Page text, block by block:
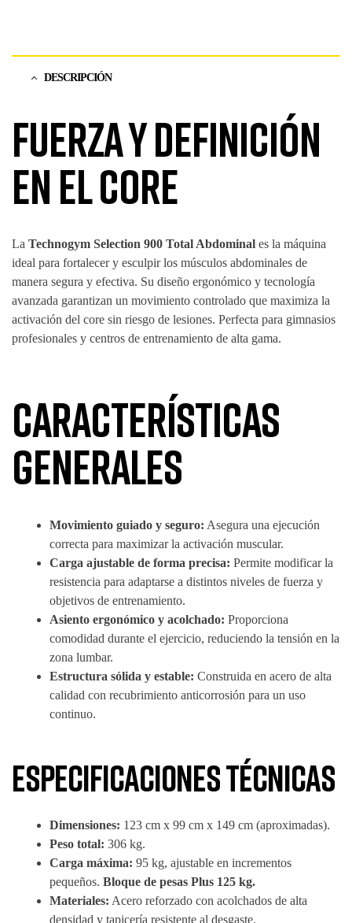
DESCRIPCIÓN
Fuerza y definición
en el core
La Technogym Selection 900 Total Abdominal es la máquina
ideal para fortalecer y esculpir los músculos abdominales de
manera segura y efectiva. Su diseño ergonómico y tecnología
avanzada garantizan un movimiento controlado que maximiza la
activación del core sin riesgo de lesiones. Perfecta para gimnasios
profesionales y centros de entrenamiento de alta gama.
Características
generales
Movimiento guiado y seguro: Asegura una ejecución
correcta para maximizar la activación muscular.
Carga ajustable de forma precisa: Permite modificar la
resistencia para adaptarse a distintos niveles de fuerza y
objetivos de entrenamiento.
Asiento ergonómico y acolchado: Proporciona
comodidad durante el ejercicio, reduciendo la tensión en la
zona lumbar.
Estructura sólida y estable: Construida en acero de alta
calidad con recubrimiento anticorrosión para un uso
continuo.
Especificaciones técnicas
Dimensiones: 123 cm x 99 cm x 149 cm (aproximadas).
Peso total: 306 kg.
Carga máxima: 95 kg, ajustable en incrementos
pequeños. Bloque de pesas Plus 125 kg.
Materiales: Acero reforzado con acolchados de alta
densidad y tapicería resistente al desgaste.